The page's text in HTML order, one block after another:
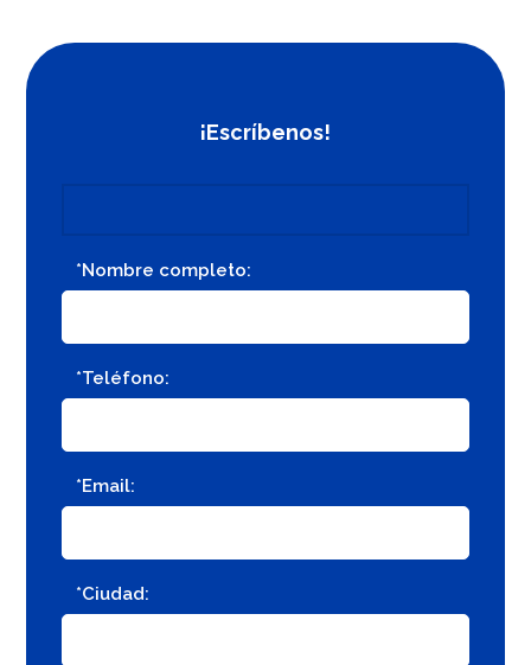
¡Escríbenos!
*Nombre completo:
*Teléfono:
*Email:
*Ciudad: